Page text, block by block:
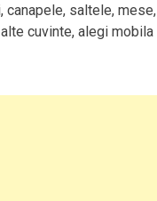
saltele, mese,
cuvinte, alegi mobila